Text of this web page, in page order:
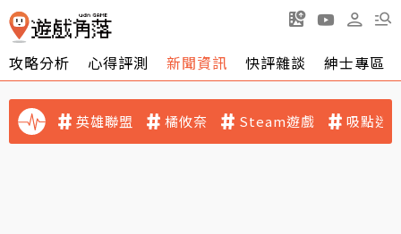
攻略分析 心得評測 新聞資訊 快評雜談 紳士專區
英雄聯盟 橘攸奈 Steam遊戲 吸點迷